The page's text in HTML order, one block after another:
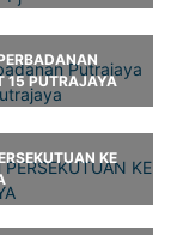
15 PUTRAJAYA
KE